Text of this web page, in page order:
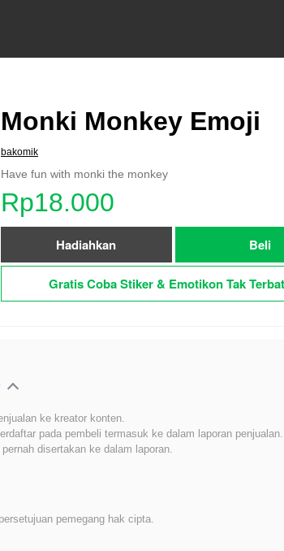
Monki Monkey Emoji
bakomik
Have fun with monki the monkey
Rp18.000
Hadiahkan Beli
Gratis Coba Stiker & Emotikon Tak
ke kreator konten.
pada pembeli termasuk ke dalam laporan penjualan.
disertakan ke dalam laporan.
pemegang hak cipta.